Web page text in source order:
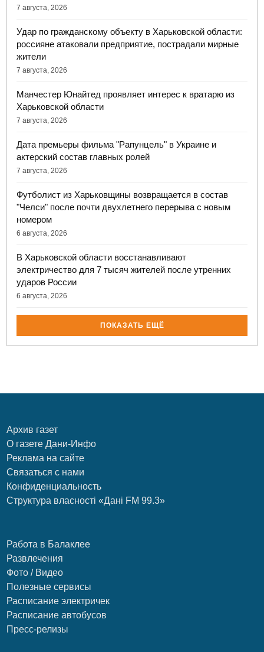
7 августа, 2026
Удар по гражданскому объекту в Харьковской области:
россияне атаковали предприятие, пострадали мирные
жители
7 августа, 2026
Манчестер Юнайтед проявляет интерес к вратарю из
Харьковской области
7 августа, 2026
Дата премьеры фильма "Рапунцель" в Украине и
актерский состав главных ролей
7 августа, 2026
Футболист из Харьковщины возвращается в состав
"Челси" после почти двухлетнего перерыва с новым
номером
6 августа, 2026
В Харьковской области восстанавливают
электричество для 7 тысяч жителей после утренних
ударов России
6 августа, 2026
ПОКАЗАТЬ ЕЩЁ
Архив газет
О газете Дани-Инфо
Реклама на сайте
Связаться с нами
Конфиденциальность
Структура власності «Дані FM 99.3»
Работа в Балаклее
Развлечения
Фото / Видео
Полезные сервисы
Расписание электричек
Расписание автобусов
Пресс-релизы